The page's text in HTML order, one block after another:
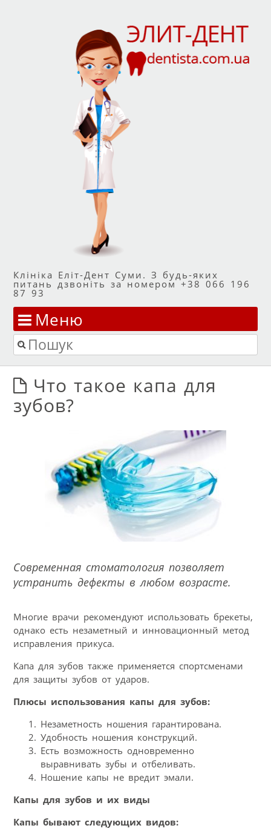
Клініка Еліт-Дент Суми. З будь-яких
питань дзвоніть за номером +38 066 196
87 93
Меню
Перейти до змісту
Пошук
Что такое капа для
зубов?
Современная стоматология позволяет
устранить дефекты в любом возрасте.
Многие врачи рекомендуют использовать брекеты,
однако есть незаметный и инновационный метод
исправления прикуса.
Капа для зубов также применяется спортсменами
для защиты зубов от ударов.
Плюсы использования капы для зубов:
Незаметность ношения гарантирована.
Удобность ношения конструкций.
Есть возможность одновременно
выравнивать зубы и отбеливать.
Ношение капы не вредит эмали.
Капы для зубов и их виды
Капы бывают следующих видов: